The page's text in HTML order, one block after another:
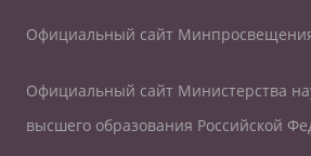
Официальный сайт
Официальный сайт Министерства
высшего образования Российской